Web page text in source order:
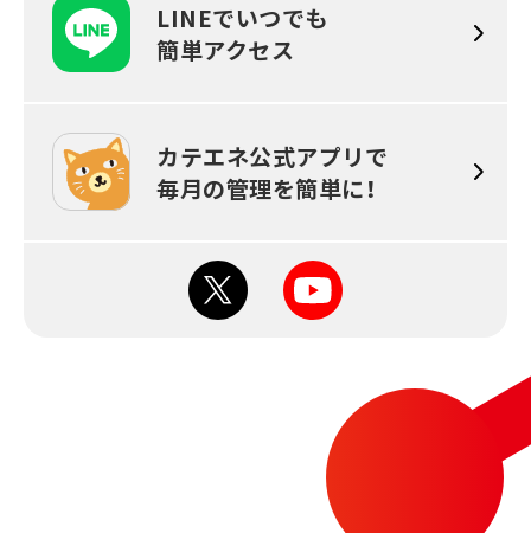
LINEでいつでも
簡単アクセス
カテエネ公式アプリで
毎月の管理を簡単に！